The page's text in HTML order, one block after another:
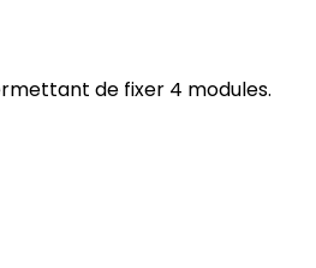
de fixer 4 modules.